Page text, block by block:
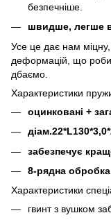
безпечніше.
швидше, легше
Усе це дає нам міцну,
деформацій, що
дбаємо.
Характеристики
оцинковані +
забезпечує
8-рядна
Характеристики
гвинт з вушком